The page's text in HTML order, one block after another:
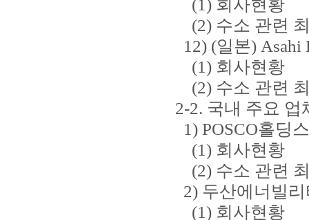
(1) 회사현황
(2) 수소 관련
12) (일본) Asahi
(1) 회사현황
(2) 수소 관련
2-2. 국내 주요 업
1) POSCO홀딩스
(1) 회사현황
(2) 수소 관련
2) 두산에너빌리
(1) 회사현황